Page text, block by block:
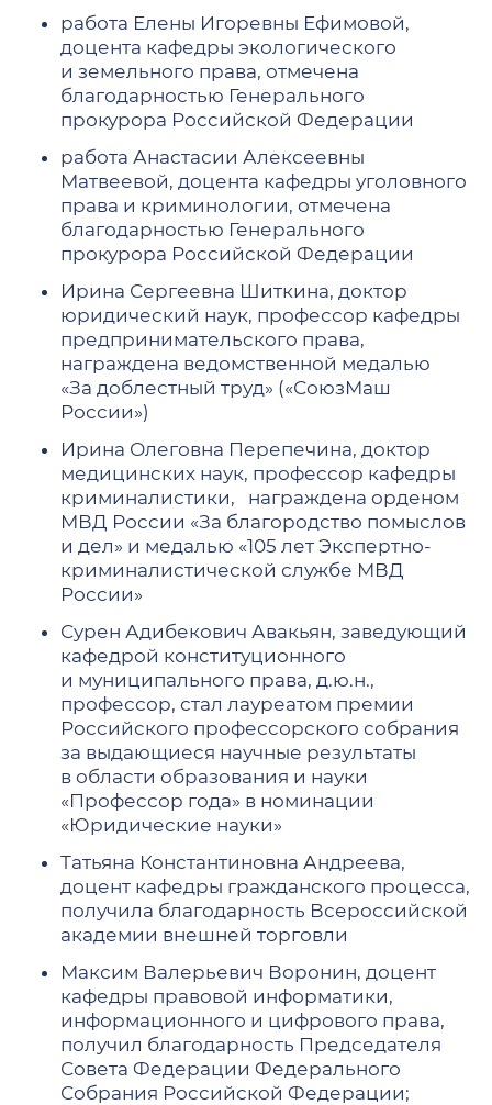
работа Елены Игоревны Ефимовой,
доцента кафедры экологического
и земельного права, отмечена
благодарностью Генерального
прокурора Российской Федерации
работа Анастасии Алексеевны
Матвеевой, доцента кафедры уголовного
права и криминологии, отмечена
благодарностью Генерального
прокурора Российской Федерации
Ирина Сергеевна Шиткина, доктор
юридический наук, профессор кафедры
предпринимательского права,
награждена ведомственной медалью
«За доблестный труд» («СоюзМаш
России»)
Ирина Олеговна Перепечина, доктор
медицинских наук, профессор кафедры
криминалистики, награждена орденом
МВД России «За благородство помыслов
и дел» и медалью «105 лет Экспертно-
криминалистической службе МВД
России»
Сурен Адибекович Авакьян, заведующий
кафедрой конституционного
и муниципального права, д.ю.н.,
профессор, стал лауреатом премии
Российского профессорского собрания
за выдающиеся научные результаты
в области образования и науки
«Профессор года» в номинации
«Юридические науки»
Татьяна Константиновна Андреева,
доцент кафедры гражданского процесса,
получила благодарность Всероссийской
академии внешней торговли
Максим Валерьевич Воронин, доцент
кафедры правовой информатики,
информационного и цифрового права,
получил благодарность Председателя
Совета Федерации Федерального
Собрания Российской Федерации;